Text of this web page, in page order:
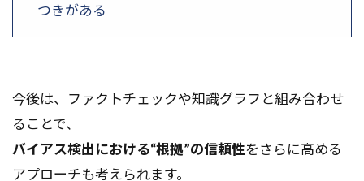
つきがある
今後は、ファクトチェックや知識グラフと組み合わせ
ることで、
バイアス検出における“根拠”の信頼性をさらに高める
アプローチも考えられます。